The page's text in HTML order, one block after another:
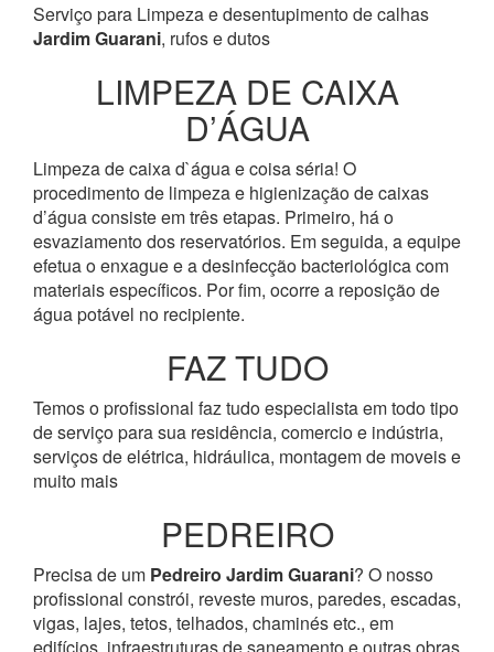
Serviço para Limpeza e desentupimento de calhas
Jardim Guarani, rufos e dutos
LIMPEZA DE CAIXA
D’ÁGUA
Limpeza de caixa d`água e coisa séria! O
procedimento de limpeza e higienização de caixas
d’água consiste em três etapas. Primeiro, há o
esvaziamento dos reservatórios. Em seguida, a equipe
efetua o enxague e a desinfecção bacteriológica com
materiais específicos. Por fim, ocorre a reposição de
água potável no recipiente.
FAZ TUDO
Temos o profissional faz tudo especialista em todo tipo
de serviço para sua residência, comercio e indústria,
serviços de elétrica, hidráulica, montagem de moveis e
muito mais
PEDREIRO
Precisa de um Pedreiro Jardim Guarani? O nosso
profissional constrói, reveste muros, paredes, escadas,
vigas, lajes, tetos, telhados, chaminés etc., em